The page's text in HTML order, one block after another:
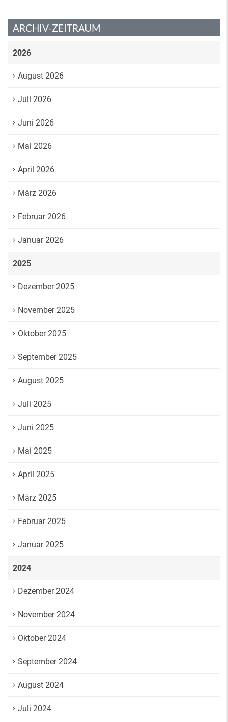
ARCHIV-ZEITRAUM
2026
August 2026
Juli 2026
Juni 2026
Mai 2026
April 2026
März 2026
Februar 2026
Januar 2026
2025
Dezember 2025
November 2025
Oktober 2025
September 2025
August 2025
Juli 2025
Juni 2025
Mai 2025
April 2025
März 2025
Februar 2025
Januar 2025
2024
Dezember 2024
November 2024
Oktober 2024
September 2024
August 2024
Juli 2024